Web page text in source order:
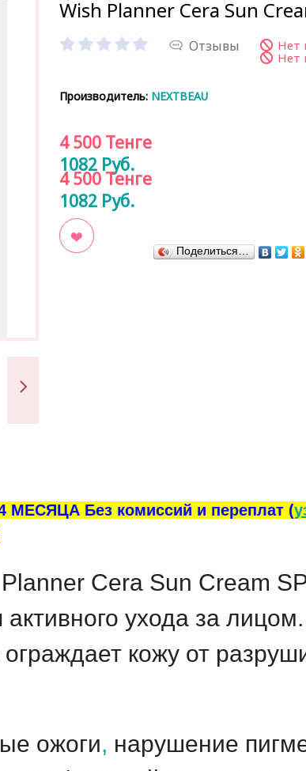
Wish Planner Cera Sun
Отзывы
Нет
Нет
Производитель: NEXTBEAU
4 500 Тенге
1082 Руб.
4 500 Тенге
1082 Руб.
Поделиться…
МЕСЯЦА Без комиссий и переплат (
Cera Sun Cream
ухода за
кожу от
ожоги, нарушение